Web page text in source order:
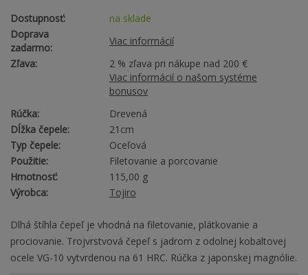
Dostupnosť:
na sklade
Doprava
zadarmo:
Viac informácií
Zľava:
2 % zľava pri nákupe nad 200 €
Viac informácií o našom systéme
bonusov
Rúčka:
Drevená
Dĺžka čepele:
21cm
Typ čepele:
Oceľová
Použitie:
Filetovanie a porcovanie
Hmotnosť:
115,00 g
Výrobca:
Tojiro
Dlhá štíhla čepeľ je vhodná na filetovanie, plátkovanie a
prociovanie. Trojvrstvová čepeľ s jadrom z odolnej kobaltovej
ocele VG-10 vytvrdenou na 61 HRC. Rúčka z japonskej magnólie.